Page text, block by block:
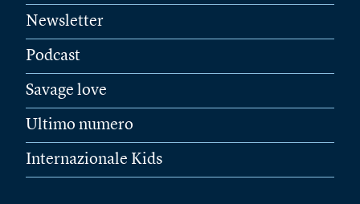
Newsletter
Podcast
Savage love
Ultimo numero
Internazionale Kids